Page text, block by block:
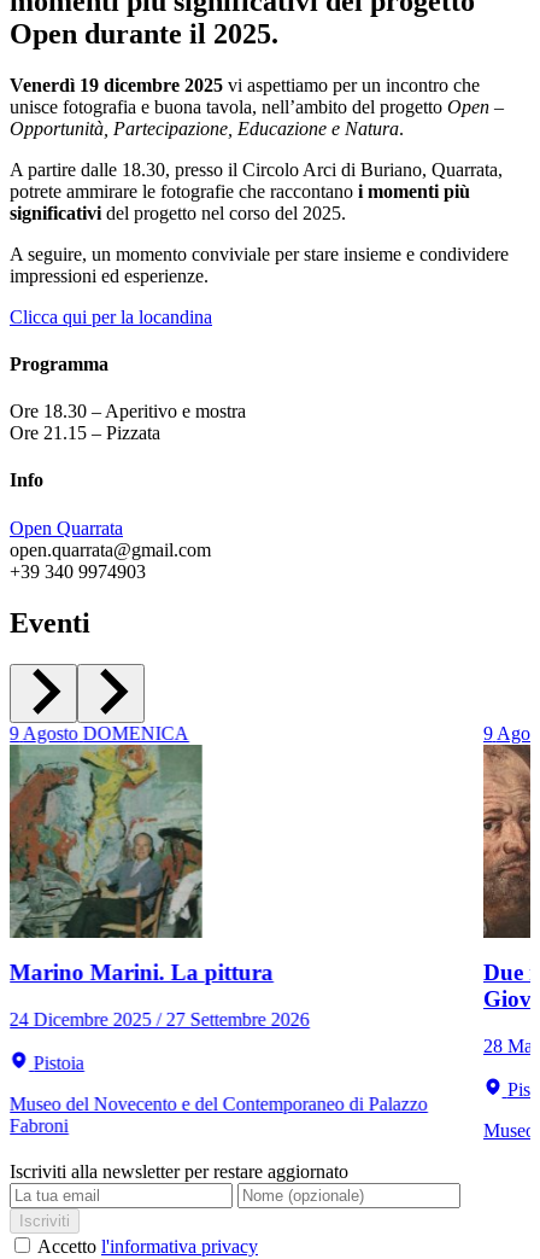
Open durante il 2025.
Venerdì 19 dicembre 2025 vi aspettiamo per un incontro che
unisce fotografia e buona tavola, nell’ambito del progetto Open –
Opportunità, Partecipazione, Educazione e Natura.
A partire dalle 18.30, presso il Circolo Arci di Buriano, Quarrata,
potrete ammirare le fotografie che raccontano i momenti più
significativi del progetto nel corso del 2025.
A seguire, un momento conviviale per stare insieme e condividere
impressioni ed esperienze.
Clicca qui per la locandina
Programma
Ore 18.30 – Aperitivo e mostra
Ore 21.15 – Pizzata
Info
Open Quarrata
open.quarrata@gmail.com
+39 340 9974903
Eventi
9Agosto DOMENICA
Marino Marini. La pittura
24 Dicembre 2025 / 27 Settembre 2026
Pistoia
Museo del Novecento e del Contemporaneo di Palazzo
Fabroni
9
Due
28
Museo
Iscriviti alla newsletter per restare aggiornato
Iscriviti
Accetto l'informativa privacy